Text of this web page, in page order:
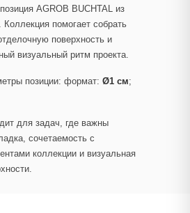
AGROB BUCHTAL из
. Коллекция помогает собрать
поверхность и
визуальный ритм проекта.
позиции: формат: Ø1 см;
для задач, где важны
сочетаемость с
коллекции и визуальная